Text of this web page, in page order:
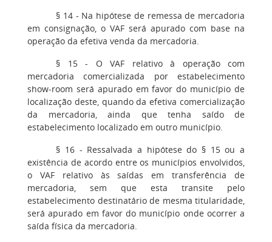
§ 14 - Na hipótese de remessa de mercadoria
em consignação, o VAF será apurado com base na
operação da efetiva venda da mercadoria.
§ 15 - O VAF relativo à operação com
mercadoria comercializada por estabelecimento
show-room será apurado em favor do município de
localização deste, quando da efetiva comercialização
da mercadoria, ainda que tenha saído de
estabelecimento localizado em outro município.
§ 16 - Ressalvada a hipótese do § 15 ou a
existência de acordo entre os municípios envolvidos,
o VAF relativo às saídas em transferência de
mercadoria, sem que esta transite pelo
estabelecimento destinatário de mesma titularidade,
será apurado em favor do município onde ocorrer a
saída física da mercadoria.